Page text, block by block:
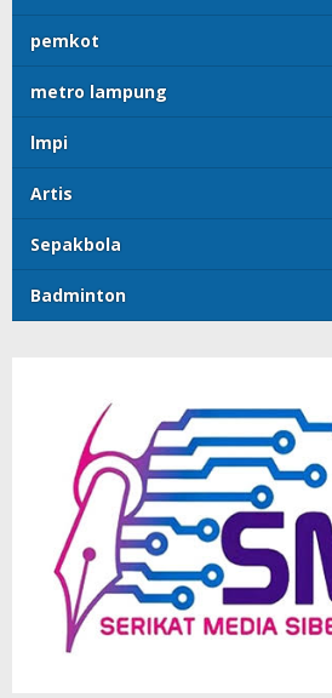
pemkot
metro lampung
lmpi
Artis
Sepakbola
Badminton